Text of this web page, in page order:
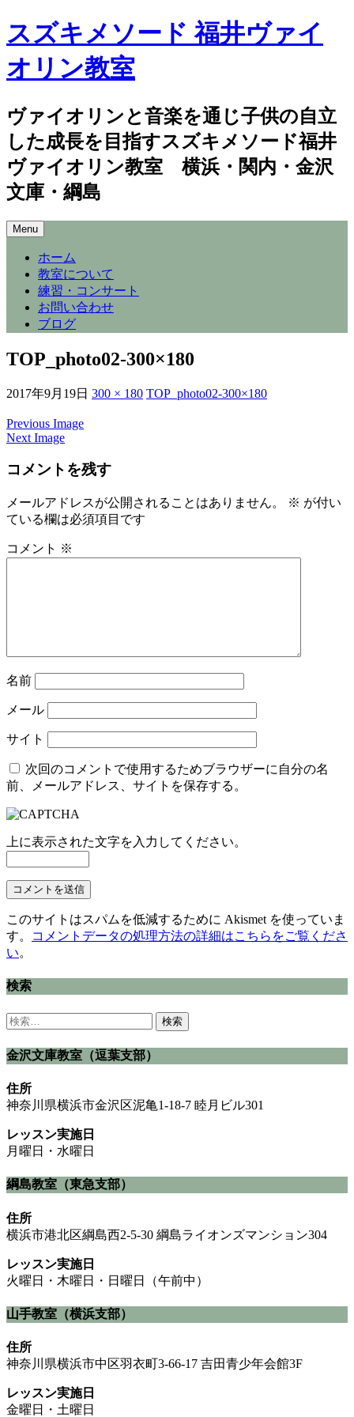
スズキメソード 福井ヴァイ
オリン教室
ヴァイオリンと音楽を通じ子供の自立
した成長を目指すスズキメソード福井
ヴァイオリン教室 横浜・関内・金沢
文庫・綱島
Menu
to
content
ホーム
教室について
練習・コンサート
お問い合わせ
ブログ
TOP_photo02-300×180
2017年9月19日 300 × 180 TOP_photo02-300×180
Previous Image
Next Image
コメントを残す
メールアドレスが公開されることはありません。 ※ が付い
ている欄は必須項目です
コメント ※
名前
メール
サイト
次回のコメントで使用するためブラウザーに自分の名
前、メールアドレス、サイトを保存する。
上に表示された文字を入力してください。
このサイトはスパムを低減するために Akismet を使っていま
す。
コメントデータの処理方法の詳細はこちらをご覧くださ
い。
検索
検
金沢文庫教室（逗葉支部）
住所
神奈川県横浜市金沢区泥亀1-18-7 睦月ビル301
レッスン実施日
月曜日・水曜日
綱島教室（東急支部）
住所
横浜市港北区綱島西2-5-30 綱島ライオンズマンション304
レッスン実施日
火曜日・木曜日・日曜日（午前中）
山手教室（横浜支部）
住所
神奈川県横浜市中区羽衣町3-66-17 吉田青少年会館3F
レッスン実施日
金曜日・土曜日